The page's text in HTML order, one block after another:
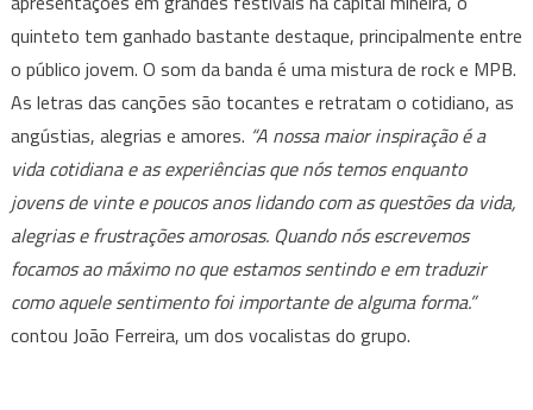
quinteto tem ganhado bastante destaque, principalmente entre
o público jovem. O som da banda é uma mistura de rock e MPB.
As letras das canções são tocantes e retratam o cotidiano, as
angústias, alegrias e amores. “A nossa maior inspiração é a
vida cotidiana e as experiências que nós temos enquanto
jovens de vinte e poucos anos lidando com as questões da vida,
alegrias e frustrações amorosas. Quando nós escrevemos
focamos ao máximo no que estamos sentindo e em traduzir
como aquele sentimento foi importante de alguma forma.”
contou João Ferreira, um dos vocalistas do grupo.